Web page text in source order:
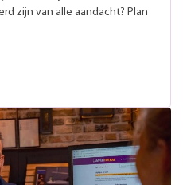
zijn van alle aandacht? Plan